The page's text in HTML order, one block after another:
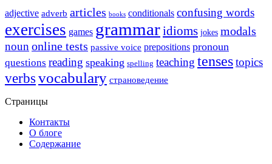
adjective adverb articles books conditionals confusing words
exercises games grammaridioms jokes modals
noun online tests passive voice prepositions pronoun
questions reading speaking spelling teaching tensestopics
verbsvocabulary страноведение
Страницы
Контакты
О блоге
Содержание